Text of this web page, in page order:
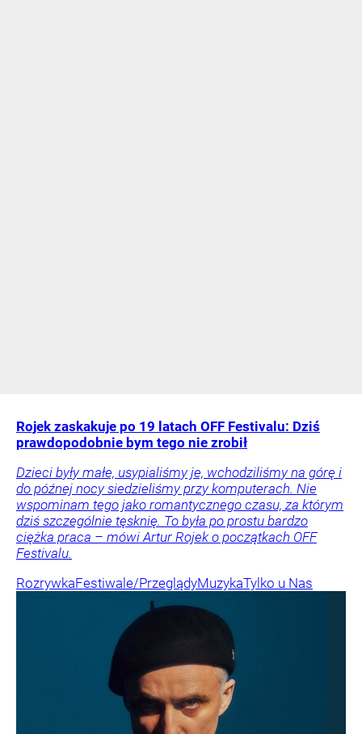
Rojek zaskakuje po 19 latach OFF Festivalu: Dziś
prawdopodobnie bym tego nie zrobił
Dzieci były małe, usypialiśmy je, wchodziliśmy na górę i
do późnej nocy siedzieliśmy przy komputerach. Nie
wspominam tego jako romantycznego czasu, za którym
dziś szczególnie tęsknię. To była po prostu bardzo
ciężka praca – mówi Artur Rojek o początkach OFF
Festivalu.
RozrywkaFestiwale/PrzeglądyMuzykaTylko u Nas